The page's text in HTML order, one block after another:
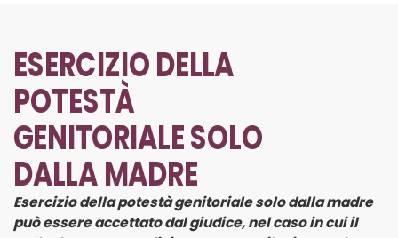
ESERCIZIO DELLA
POTESTÀ
GENITORIALE SOLO
DALLA MADRE
Eserciziodella potestà genitoriale solo dalla madre
può essere accettato dal giudice, nel caso in cui il